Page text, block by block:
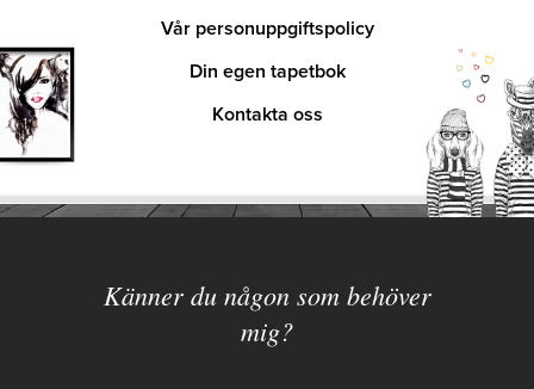
Vår personuppgiftspolicy
Din egen tapetbok
Kontakta oss
Känner du någon som behöver
mig?